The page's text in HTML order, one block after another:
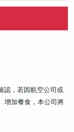
認，若因航空公司或
增加餐食，本公司將